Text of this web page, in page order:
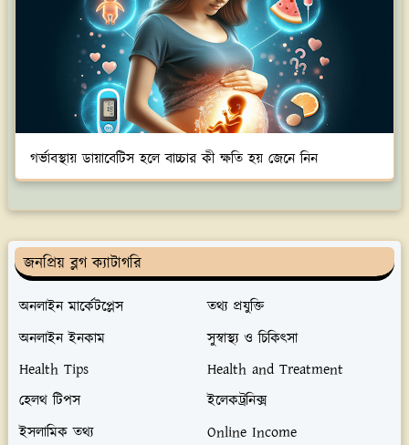
গর্ভাবস্থায় ডায়াবেটিস হলে বাচ্চার কী ক্ষতি হয় জেনে নিন
জনপ্রিয় ব্লগ ক্যাটাগরি
অনলাইন মার্কেটপ্লেস
তথ্য প্রযুক্তি
অনলাইন ইনকাম
সুস্বাস্থ্য ও চিকিৎসা
Health Tips
Health and Treatment
হেলথ টিপস
ইলেকট্রনিক্স
ইসলামিক তথ্য
Online Income